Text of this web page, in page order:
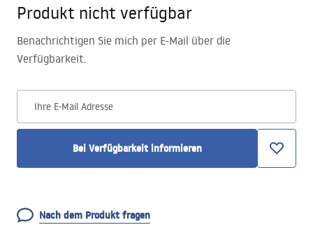
Produkt nicht verfügbar
Benachrichtigen Sie mich per E-Mail über die
Verfügbarkeit.
Ihre E-Mail Adresse
Bei Verfügbarkeit informieren
Nach dem Produkt fragen